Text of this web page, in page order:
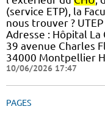
(service ETP), la
nous trouver ?
Adresse : Hôpital La
39 avenue Charles
34000 Montpellier
10/06/2026 17:47
PAGES